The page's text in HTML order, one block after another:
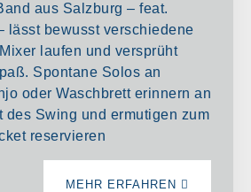
aus Salzburg – feat.
lässt bewusst verschiedene
laufen und versprüht
Spontane Solos an
oder Waschbrett erinnern an
des Swing und ermutigen zum
reservieren
MEHR ERFAHREN